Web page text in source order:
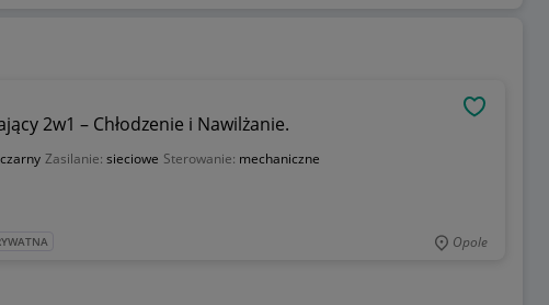
Profesjonalny System Zamgławiający 2w1 – Chłodzenie i Nawilżanie.
czarny Zasilanie: sieciowe Sterowanie: mechaniczne
Opole